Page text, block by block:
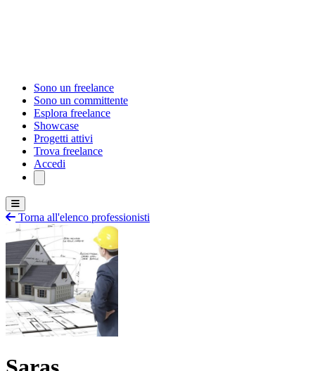
Sono un freelance
Sono un committente
Esplora freelance
Showcase
Progetti attivi
Trova freelance
Accedi
Torna all'elenco professionisti